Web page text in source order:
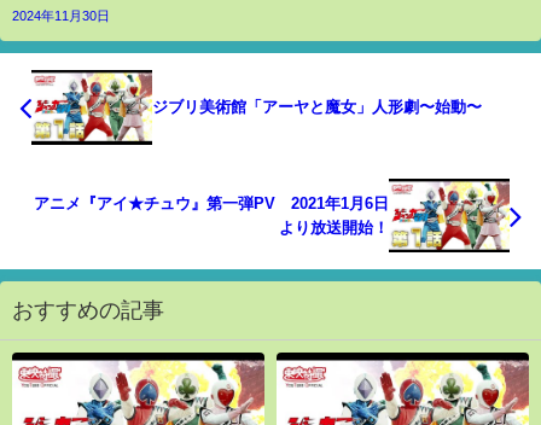
2024年11月30日
ジブリ美術館「アーヤと魔女」人形劇〜始動〜
アニメ『アイ★チュウ』第一弾PV 2021年1月6日
より放送開始！
おすすめの記事